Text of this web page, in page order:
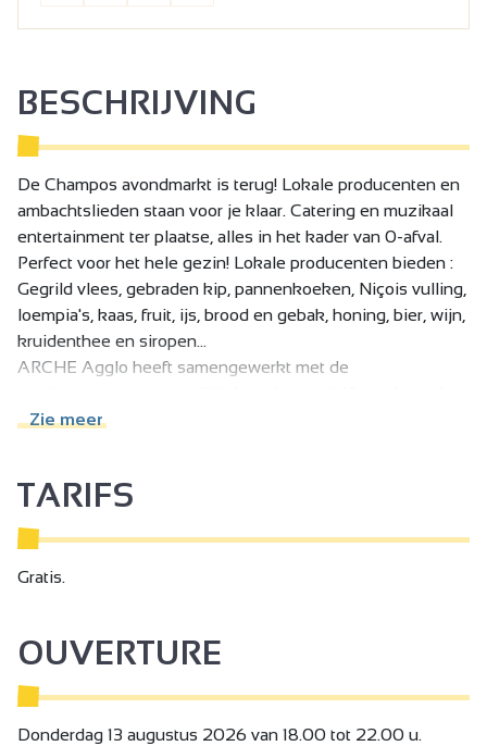
BESCHRIJVING
De Champos avondmarkt is terug! Lokale producenten en
ambachtslieden staan voor je klaar. Catering en muzikaal
entertainment ter plaatse, alles in het kader van 0-afval.
Perfect voor het hele gezin! Lokale producenten bieden :
Gegrild vlees, gebraden kip, pannenkoeken, Niçois vulling,
loempia's, kaas, fruit, ijs, brood en gebak, honing, bier, wijn,
kruidenthee en siropen...
ARCHE Agglo heeft samengewerkt met de
te organiseren en de producenten en ambachtslieden te
De inschrijving voor deelnemers aan de markt is nu
gesloten.
Zie meer
TARIFS
Gratis.
OUVERTURE
Donderdag 13 augustus 2026 van 18.00 tot 22.00 u.